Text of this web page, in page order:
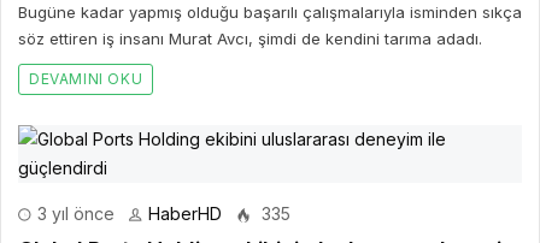
Bugüne kadar yapmış olduğu başarılı çalışmalarıyla isminden sıkça
söz ettiren iş insanı Murat Avcı, şimdi de kendini tarıma adadı.
DEVAMINI OKU
3 yıl önce HaberHD 335